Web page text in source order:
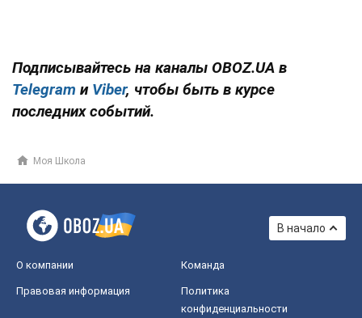
Подписывайтесь на каналы OBOZ.UA в
Telegram и Viber, чтобы быть в курсе
последних событий.
Моя Школа
В начало
О компании Команда
Правовая информация
Политика
конфиденциальности